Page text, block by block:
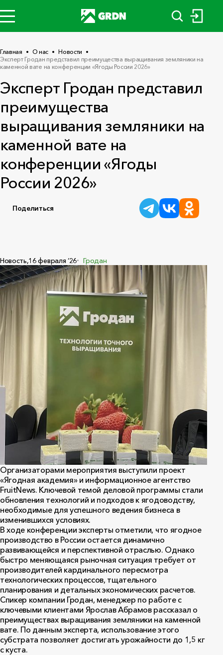
Главная О нас
Новости
Эксперт Гродан представил преимущества выращивания земляники на
каменной вате на конференции «Ягоды России 2026»
Эксперт Гродан представил
преимущества
выращивания земляники на
каменной вате на
конференции «Ягоды
России 2026»
Поделиться
Новость,16 февраля ‘26 Гродан
Организаторами мероприятия выступили проект
«Ягодная академия» и информационное агентство
FruitNews. Ключевой темой деловой программы стали
обновления технологий и подходов к ягодоводству,
необходимые для успешного ведения бизнеса в
изменившихся условиях.
В ходе конференции эксперты отметили, что ягодное
производство в России остается динамично
развивающейся и перспективной отраслью. Однако
быстро меняющаяся рыночная ситуация требует от
производителей кардинального пересмотра
технологических процессов, тщательного
планирования и детальных экономических расчетов.
Спикер компании Гродан, менеджер по работе с
ключевыми клиентами Ярослав Абрамов рассказал о
преимуществах выращивания земляники на каменной
вате. По данным эксперта, использование этого
субстрата позволяет достигать урожайности до 1,5 кг
с куста.